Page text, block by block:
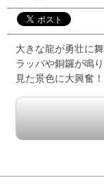
大きな龍が勇壮に
ラッパや銅鑼が鳴
見た景色に大興奮！